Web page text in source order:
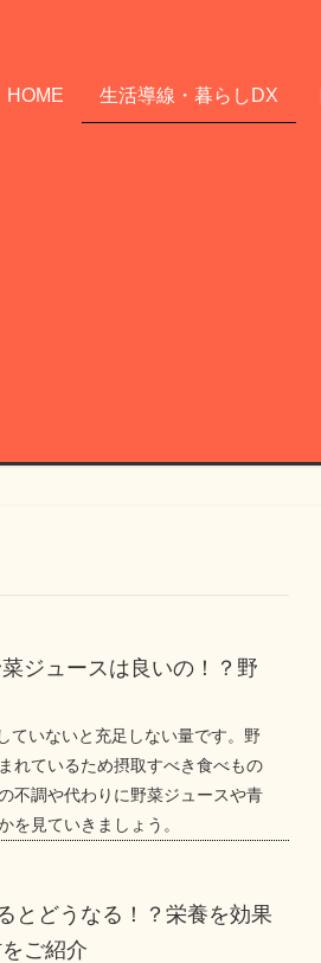
HOME 生活導線・暮らしDX
ジュースは良いの！？野
ていないと充足しない量です。野
れているため摂取すべき食べもの
不調や代わりに野菜ジュースや青
を見ていきましょう。
とどうなる！？栄養を効果
ご紹介